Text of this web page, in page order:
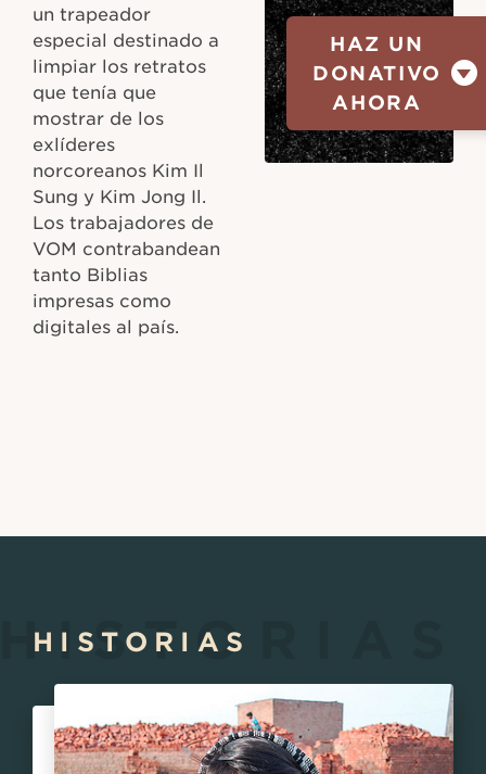
un trapeador
especial destinado a
limpiar los retratos
que tenía que
mostrar de los
exlíderes
norcoreanos Kim Il
Sung y Kim Jong Il.
Los trabajadores de
VOM contrabandean
tanto Biblias
impresas como
digitales al país.
HAZ UN
DONATIVO
AHORA
HISTORIAS